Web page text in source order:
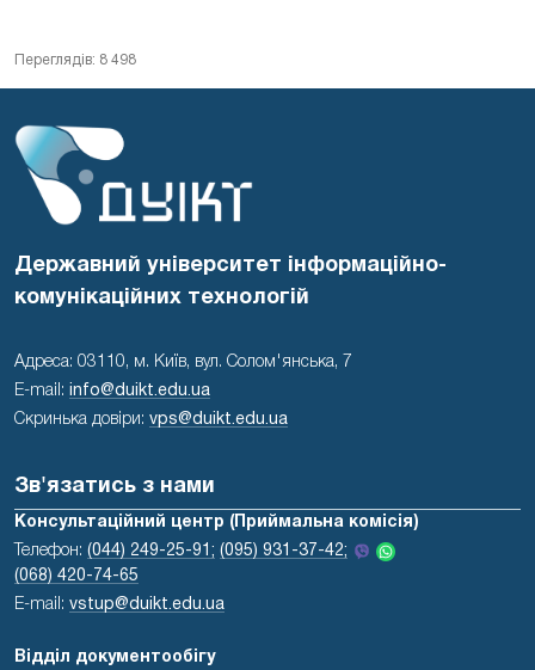
Переглядів: 8 498
Державний університет інформаційно-
комунікаційних технологій
Адреса: 03110, м. Київ, вул. Солом'янська, 7
E-mail:
info@duikt.edu.ua
Скринька довіри: vps@duikt.edu.ua
Зв'язатись з нами
Консультаційний центр (Приймальна комісія)
Телефон: (044) 249-25-91; (095) 931-37-42;
(068) 420-74-65
E-mail: vstup@duikt.edu.ua
Відділ документообігу